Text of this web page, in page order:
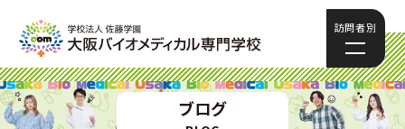
訪問者別
ブログ